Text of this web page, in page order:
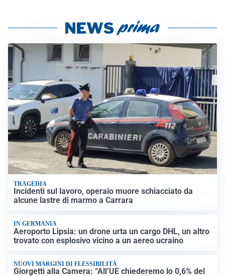
TRAGEDIA
Incidenti sul lavoro, operaio muore schiacciato da
alcune lastre di marmo a Carrara
IN GERMANIA
Aeroporto Lipsia: un drone urta un cargo DHL, un altro
trovato con esplosivo vicino a un aereo ucraino
NUOVI MARGINI DI FLESSIBILITÀ
Giorgetti alla Camera: “All’UE chiederemo lo 0,6% del